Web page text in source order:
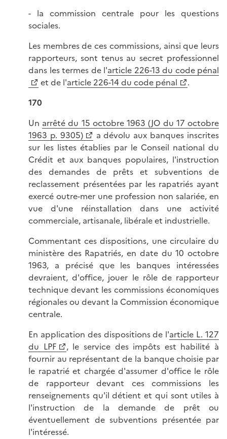
- la commission centrale pour les questions
sociales.
Les membres de ces commissions, ainsi que leurs
rapporteurs, sont tenus au secret professionnel
dans les termes de l'article 226-13 du code pénal
et de l'article 226-14 du code pénal
.
170
Un arrêté du 15 octobre 1963 (JO du 17 octobre
1963 p. 9305)
a dévolu aux banques inscrites
sur les listes établies par le Conseil national du
Crédit et aux banques populaires, l'instruction
des demandes de prêts et subventions de
reclassement présentées par les rapatriés ayant
exercé outre-mer une profession non salariée, en
vue d'une réinstallation dans une activité
commerciale, artisanale, libérale et industrielle.
Commentant ces dispositions, une circulaire du
ministère des Rapatriés, en date du 10 octobre
1963, a précisé que les banques intéressées
devraient, d'office, jouer le rôle de rapporteur
technique devant les commissions économiques
régionales ou devant la Commission économique
centrale.
En application des dispositions de l'article L. 127
du LPF
, le service des impôts est habilité à
fournir au représentant de la banque choisie par
le rapatrié et chargée d'assumer d'office le rôle
de rapporteur devant ces commissions les
renseignements qu'il détient et qui sont utiles à
l'instruction de la demande de prêt ou
éventuellement de subventions présentée par
l'intéressé.